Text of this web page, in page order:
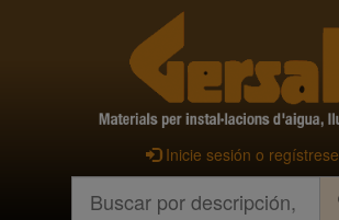
Inicie sesión o regístrese